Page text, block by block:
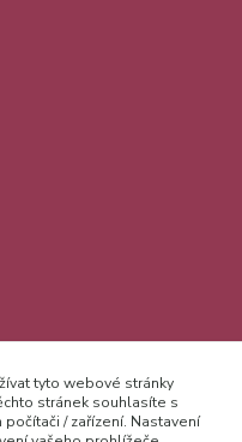
tyto webové stránky
stránek souhlasíte s
/ zařízení. Nastavení